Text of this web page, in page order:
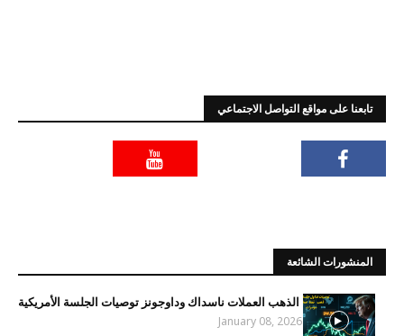
تابعنا على مواقع التواصل الاجتماعي
المنشورات الشائعة
الذهب العملات ناسداك وداوجونز توصيات الجلسة الأمريكية
January 08, 2026